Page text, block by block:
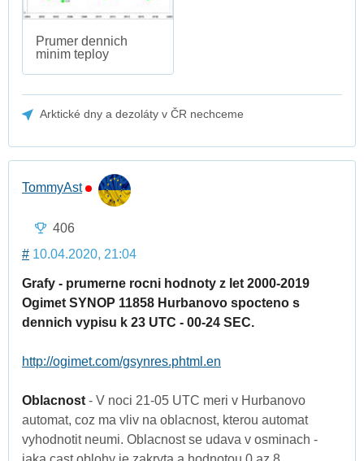
Prumer dennich
minim teploy
Arktické dny a dezoláty v ČR nechceme
TommyAst
406
# 10.04.2020, 21:04
Grafy - prumerne rocni hodnoty z let 2000-2019
Ogimet SYNOP 11858 Hurbanovo spocteno s
dennich vypisu k 23 UTC - 00-24 SEC.
http://ogimet.com/gsynres.phtml.en
Oblacnost - V noci 21-05 UTC meri v Hurbanovo
automat, coz ma vliv na oblacnost, kterou automat
vyhodnotit neumi. Oblacnost se udava v osminach -